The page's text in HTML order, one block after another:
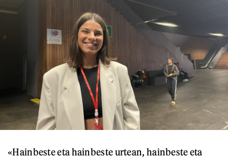
«Hainbeste eta hainbeste urtean, hainbeste eta